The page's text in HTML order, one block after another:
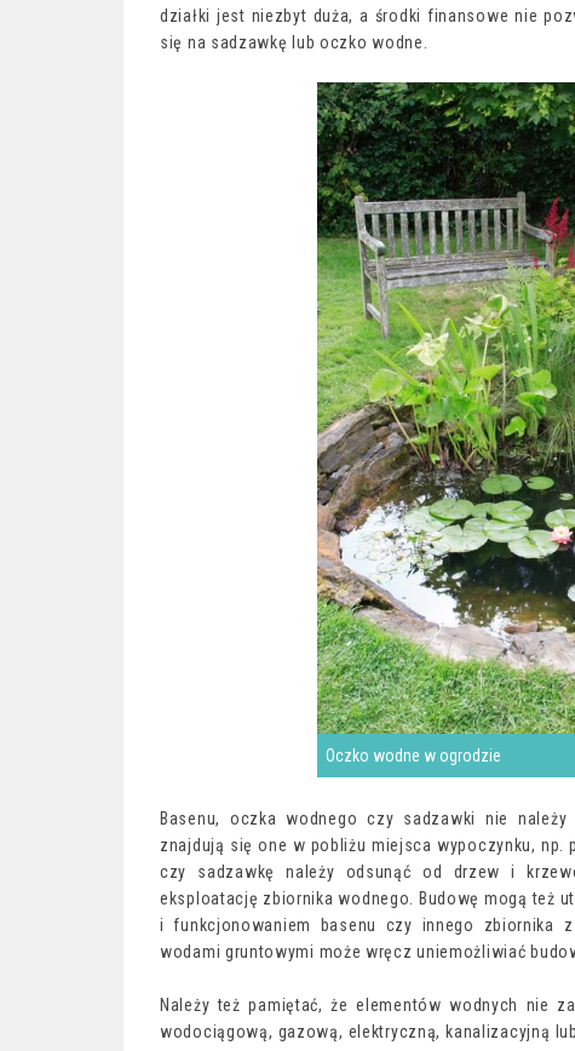
działki jest niezbyt duża, a środki finansowe nie
się na sadzawkę lub oczko wodne.
Oczko wodne w ogrodzie
Basenu, oczka wodnego czy sadzawki nie
znajdują się one w pobliżu miejsca wypoczynku,
czy sadzawkę należy odsunąć od drzew i
eksploatację zbiornika wodnego. Budowę mogą też
i funkcjonowaniem basenu czy innego zbiornika
wodami gruntowymi może wręcz uniemożliwiać
Należy też pamiętać, że elementów wodnych nie
wodociągową, gazową, elektryczną, kanalizacyjną